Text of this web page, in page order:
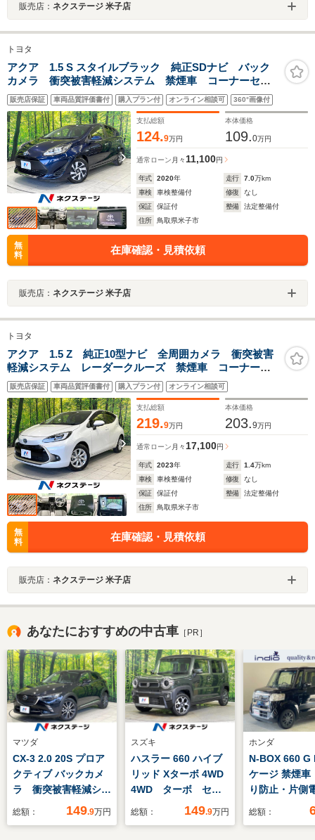
販売店： ネクステージ 米子店
トヨタ
アクア 1.5 S スタイルブラック 純正SDナビ バック
カメラ 衝突被害軽減システム 禁煙車 コーナーセン
サー スマートキー LEDヘッド ETC オートハイビ
ーム 車線逸脱警報 オートライト オートエアコン
Bluetooth CD
販売店保証 車両品質評価書付 購入プラン付 オンライン相談可 360°画像付
支払総額
124.9万円
本体価格
109.0万円
通常ローン 月々 11,100円
年式 2020年 走行 7.0万km
車検
車検整備付 修復
なし
保証
保証付 整備
法定整備付
住所
鳥取県米子市
無
料
在庫確認・見積依頼
販売店： ネクステージ 米子店
トヨタ
アクア 1.5 Z 純正10型ナビ 全周囲カメラ 衝突被害
軽減システム レーダークルーズ 禁煙車 コーナーセ
ンサー LEDヘッド ビルトインETC 純正15インチア
ルミ オートハイビーム 車線逸脱警報 オートライト
販売店保証 車両品質評価書付 購入プラン付 オンライン相談可
支払総額
219.9万円
本体価格
203.9万円
通常ローン 月々 17,100円
年式 2023年 走行 1.4万km
車検
車検整備付 修復
なし
保証
保証付 整備
法定整備付
住所
鳥取県米子市
無
料
在庫確認・見積依頼
販売店： ネクステージ 米子店
あなたにおすすめの中古車 ［PR］
マツダ
CX-3 2.0 20S プロア
クティブ バックカメ
ラ 衝突被害軽減シス
テム 禁煙車 レザー
総額： 149.9万円
スズキ
ハスラー 660 ハイブ
リッド Xターボ 4WD
4WD ターボ セー
フティサポート レー
総額： 149.9万円
ホンダ
N-BOX 660 G
ケージ 禁煙車
り防止・片側
マートキー/プ
総額：